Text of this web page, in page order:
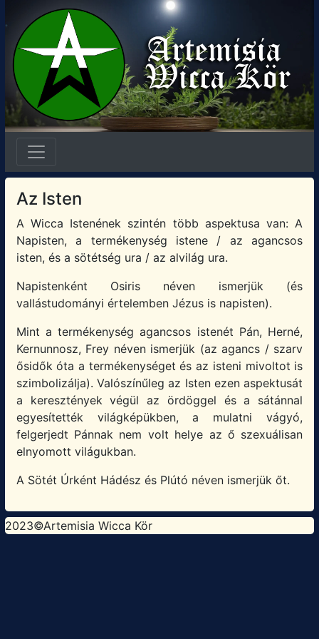
Az Isten
A Wicca Istenének szintén több aspektusa van: A
Napisten, a termékenység istene / az agancsos
isten, és a sötétség ura / az alvilág ura.
Napistenként Osiris néven ismerjük (és
vallástudományi értelemben Jézus is napisten).
Mint a termékenység agancsos istenét Pán, Herné,
Kernunnosz, Frey néven ismerjük (az agancs / szarv
ősidők óta a termékenységet és az isteni mivoltot is
szimbolizálja). Valószínűleg az Isten ezen aspektusát
a keresztények végül az ördöggel és a sátánnal
egyesítették világképükben, a mulatni vágyó,
felgerjedt Pánnak nem volt helye az ő szexuálisan
elnyomott világukban.
A Sötét Úrként Hádész és Plútó néven ismerjük őt.
2023©Artemisia Wicca Kör